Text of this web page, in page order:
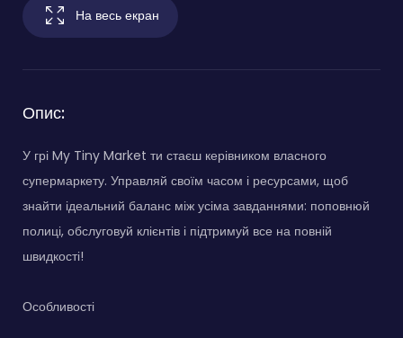
На весь екран
Опис:
У грі My Tiny Market ти стаєш керівником власного
супермаркету. Управляй своїм часом і ресурсами, щоб
знайти ідеальний баланс між усіма завданнями: поповнюй
полиці, обслуговуй клієнтів і підтримуй все на повній
швидкості!
Особливості